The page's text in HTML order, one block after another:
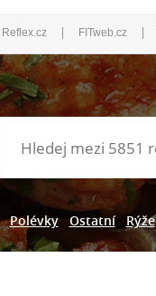
Reflex.cz | FITweb.cz |
Polévky Ostatní Rýže